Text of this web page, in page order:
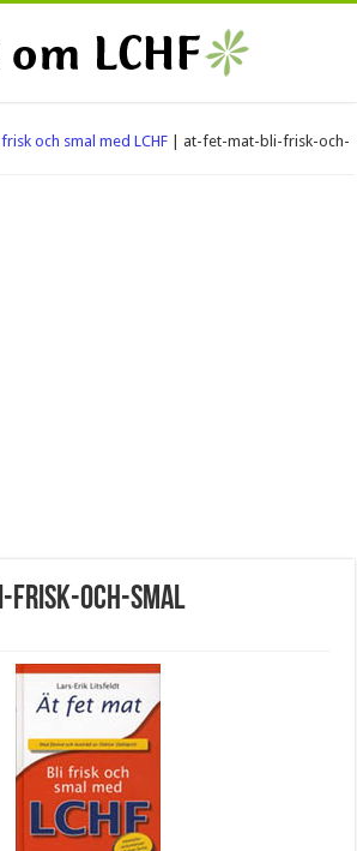
och smal med LCHF
at-fet-mat-bli-frisk-och-
frisk-och-smal